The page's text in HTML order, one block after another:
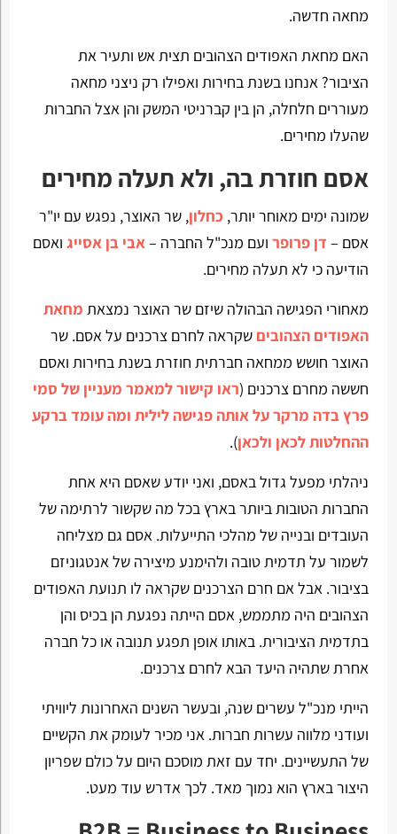
מחאה חדשה.
האם מחאת האפודים הצהובים תצית אש ותעיר את
הציבור? אנחנו בשנת בחירות ואפילו רק ניצני מחאה
מעוררים חלחלה, הן בין קברניטי המשק והן אצל החברות
שהעלו מחירים.
אסם חוזרת בה, ולא תעלה מחירים
שמונה ימים מאוחר יותר, כחלון, שר האוצר, נפגש עם יו"ר
אסם – דן פרופרועם מנכ"ל החברה –אבי בן אסייגואסם
הודיעה כי לא תעלה מחירים.
מאחורי הפגישה הבהולה שיזם שר האוצר נמצאת מחאת
האפודים הצהובים שקראה לחרם צרכנים על אסם. שר
האוצר חושש ממחאה חברתית חוזרת בשנת בחירות ואסם
חששה מחרם צרכנים (ראו קישור למאמר מעניין של סמי
פרץ בדה מרקר על אותה פגישה לילית ומה עומד ברקע
ההחלטות לכאן ולכאן).
ניהלתי מפעל גדול באסם, ואני יודע שאסם היא אחת
החברות הטובות ביותר בארץ בכל מה שקשור לרתימה של
העובדים ובנייה של מהלכי התייעלות. אסם גם מצליחה
לשמור על תדמית טובה ולהימנע מיצירה של אנטגוניזם
בציבור. אבל אם חרם הצרכנים שקראה לו תנועת האפודים
הצהובים היה מתממש, אסם הייתה נפגעת הן בכיס והן
בתדמית הציבורית. באותו אופן תפגע תנובה או כל חברה
אחרת שתהיה היעד הבא לחרם צרכנים.
הייתי מנכ"ל עשרים שנה, ובעשר השנים האחרונות ליוויתי
ועודני מלווה עשרות חברות. אני מכיר לעומק את הקשיים
של התעשיינים. יחד עם זאת מוסכם היום על כולם שפריון
היצור בארץ הוא נמוך מאד. לכך אדרש עוד מעט.